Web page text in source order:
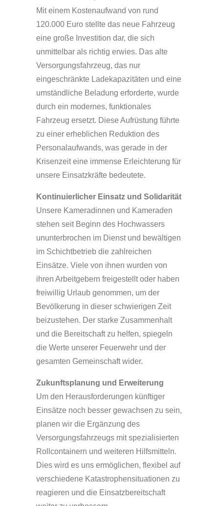
Mit einem Kostenaufwand von rund
120.000 Euro stellte das neue Fahrzeug
eine große Investition dar, die sich
unmittelbar als richtig erwies. Das alte
Versorgungsfahrzeug, das nur
eingeschränkte Ladekapazitäten und eine
umständliche Beladung erforderte, wurde
durch ein modernes, funktionales
Fahrzeug ersetzt. Diese Aufrüstung führte
zu einer erheblichen Reduktion des
Personalaufwands, was gerade in der
Krisenzeit eine immense Erleichterung für
unsere Einsatzkräfte bedeutete.
Kontinuierlicher Einsatz und Solidarität
Unsere Kameradinnen und Kameraden
stehen seit Beginn des Hochwassers
ununterbrochen im Dienst und bewältigen
im Schichtbetrieb die zahlreichen
Einsätze. Viele von ihnen wurden von
ihren Arbeitgebern freigestellt oder haben
freiwillig Urlaub genommen, um der
Bevölkerung in dieser schwierigen Zeit
beizustehen. Der starke Zusammenhalt
und die Bereitschaft zu helfen, spiegeln
die Werte unserer Feuerwehr und der
gesamten Gemeinschaft wider.
Zukunftsplanung und Erweiterung
Um den Herausforderungen künftiger
Einsätze noch besser gewachsen zu sein,
planen wir die Ergänzung des
Versorgungsfahrzeugs mit spezialisierten
Rollcontainern und weiteren Hilfsmitteln.
Dies wird es uns ermöglichen, flexibel auf
verschiedene Katastrophensituationen zu
reagieren und die Einsatzbereitschaft